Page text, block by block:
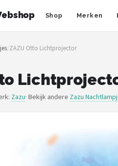
Shop Merken
/ZAZU Otto Lichtprojector
Zazu· Bekijk andere Zazu